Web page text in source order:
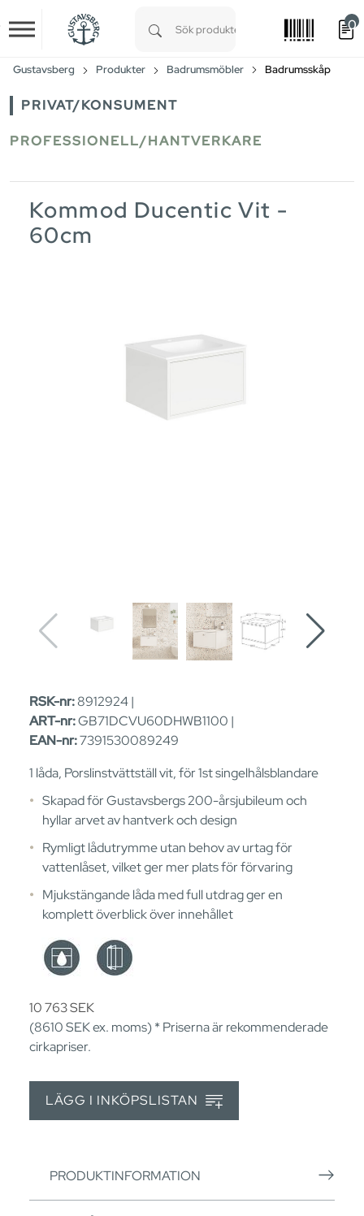
Skip to main content
0
Gustavsberg Produkter Badrumsmöbler Badrumsskåp
PRIVAT/KONSUMENT
PROFESSIONELL/HANTVERKARE
Kommod Ducentic Vit -
60cm
RSK-nr:8912924 |
ART-nr:GB71DCVU60DHWB1100 |
EAN-nr:7391530089249
1 låda, Porslinstvättställ vit, för 1st singelhålsblandare
Skapad för Gustavsbergs 200-årsjubileum och
hyllar arvet av hantverk och design
Rymligt lådutrymme utan behov av urtag för
vattenlåset, vilket ger mer plats för förvaring
Mjukstängande låda med full utdrag ger en
komplett överblick över innehållet
10 763SEK
(8610SEKex. moms) * Priserna är rekommenderade
cirkapriser.
LÄGG I INKÖPSLISTAN
PRODUKTINFORMATION